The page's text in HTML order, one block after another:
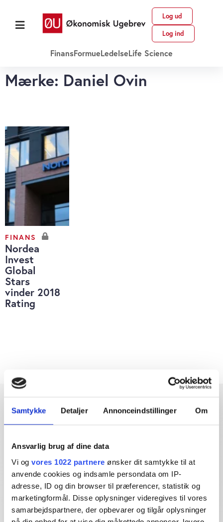
Samtykke Detaljer Annonceindstillinger Om
Ansvarlig brug af dine data
Vi og vores 1022 partnere ønsker dit samtykke til at
anvende cookies og indsamle persondata om IP-
adresse, ID og din browser til præferencer, statistik og
marketingformål. Disse oplysninger videregives til vores
samarbejdspartnere, der opbevarer og tilgår oplysninger
Log ud
Log ind
FinansFormueLedelseLife Science
Mærke: Daniel Ovin
FINANS
Nordea
Invest
Global
Stars
vinder 2018
Rating
Dybdegående og original
journalistik siden 1994
Økonomisk Ugebrev har i mere end 25 år leveret indsigtsfuld
og dagsordensættende journalistik og analyser til læserne og
den brede offentlighed.